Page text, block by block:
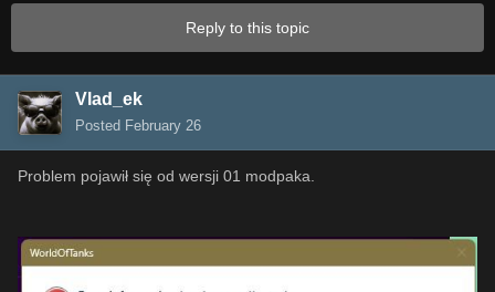
Reply to this topic
Vlad_ek
Posted February 26
Problem pojawił się od wersji 01 modpaka.